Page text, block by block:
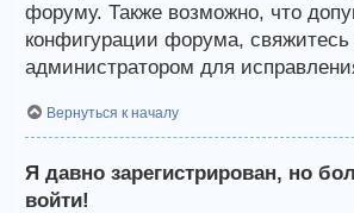
форуму. Также возможно, что
конфигурации форума, свяжитесь
администратором для
Вернуться к началу
Я давно зарегистрирован, но
войти!